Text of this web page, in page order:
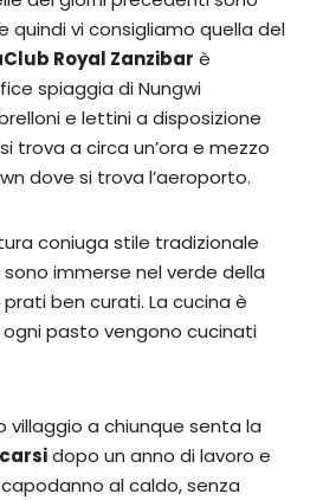
quindi vi consigliamo quella del
Royal Zanzibar è
spiaggia di Nungwi
e lettini a disposizione
trova a circa un’ora e mezzo
dove si trova l’aeroporto.
coniuga stile tradizionale
immerse nel verde della
ben curati. La cucina è
pasto vengono cucinati
villaggio a chiunque senta la
dopo un anno di lavoro e
al caldo, senza